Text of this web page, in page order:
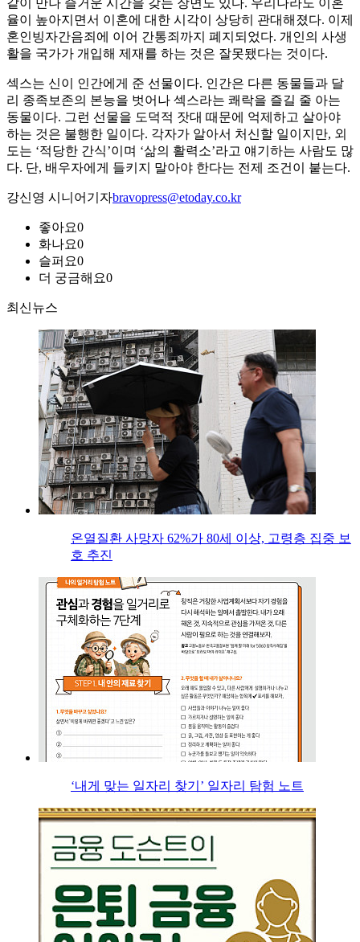
같이 만나 즐거운 시간을 갖는 장면도 있다. 우리나라도 이혼
율이 높아지면서 이혼에 대한 시각이 상당히 관대해졌다. 이제
혼인빙자간음죄에 이어 간통죄까지 폐지되었다. 개인의 사생
활을 국가가 개입해 제재를 하는 것은 잘못됐다는 것이다.
섹스는 신이 인간에게 준 선물이다. 인간은 다른 동물들과 달
리 종족보존의 본능을 벗어나 섹스라는 쾌락을 즐길 줄 아는
동물이다. 그런 선물을 도덕적 잣대 때문에 억제하고 살아야
하는 것은 불행한 일이다. 각자가 알아서 처신할 일이지만, 외
도는 ‘적당한 간식’이며 ‘삶의 활력소’라고 얘기하는 사람도 많
다. 단, 배우자에게 들키지 말아야 한다는 전제 조건이 붙는다.
강신영 시니어기자bravopress@etoday.co.kr
좋아요0
화나요0
슬퍼요0
더 궁금해요0
최신뉴스
온열질환 사망자 62%가 80세 이상, 고령층 집중 보
호 추진
‘내게 맞는 일자리 찾기’ 일자리 탐험 노트